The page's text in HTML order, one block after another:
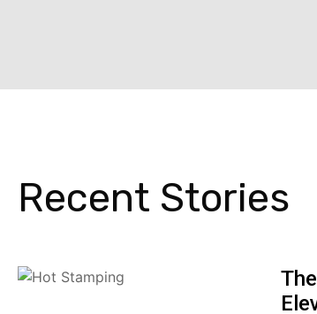
Recent Stories